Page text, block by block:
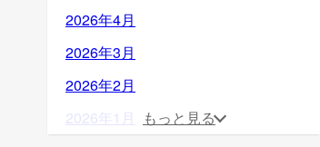
2026年4月
2026年3月
2026年2月
2026年1月
もっと見る